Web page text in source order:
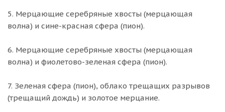
5. Мерцающие серебряные хвосты (мерцающая
волна) и сине-красная сфера (пион).
6. Мерцающие серебряные хвосты (мерцающая
волна) и фиолетово-зеленая сфера (пион).
7. Зеленая сфера (пион), облако трещащих разрывов
(трещащий дождь) и золотое мерцание.